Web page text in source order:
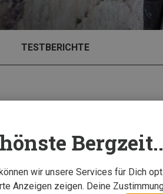
TESTBERICHTE
wir unsere Services für Dich
Anzeigen zeigen. Deine